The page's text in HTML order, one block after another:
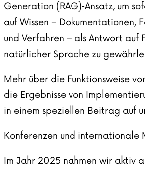
Generation (RAG)‑Ansatz, um
auf Wissen – Dokumentationen,
und Verfahren – als Antwort auf
natürlicher Sprache zu
Mehr über die Funktionsweise
die Ergebnisse von
in einem speziellen Beitrag auf
Konferenzen und internationale
Im Jahr 2025 nahmen wir aktiv